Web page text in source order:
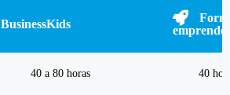
BusinessKids
40 a 80 horas 40